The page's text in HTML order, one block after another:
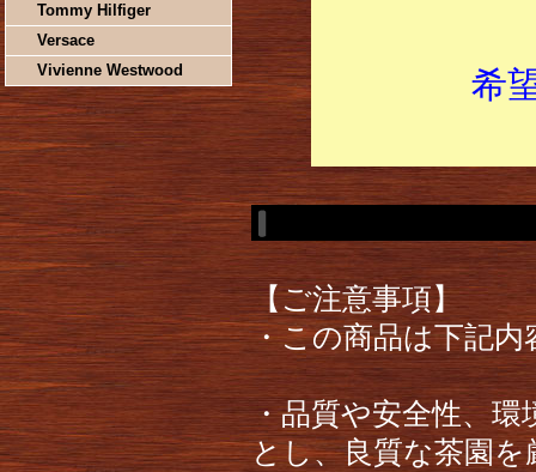
Tommy Hilfiger
Versace
Vivienne Westwood
希
【ご注意事項】
・この商品は下記
・品質や安全性、環
とし、良質な茶園